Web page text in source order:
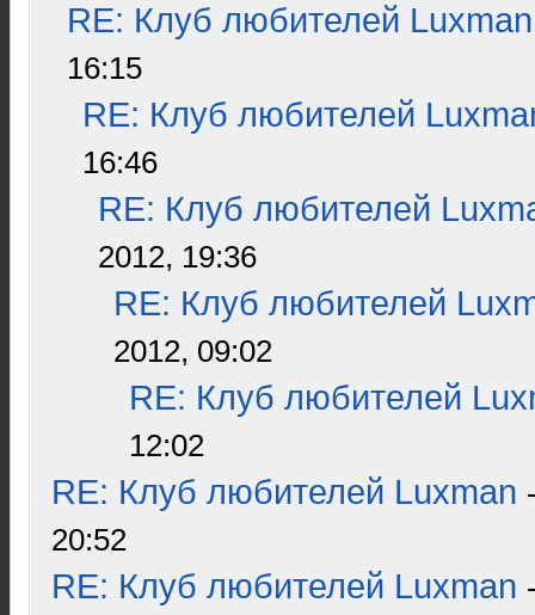
RE: Клуб любителей Luxman
16:15
RE: Клуб любителей
16:46
RE: Клуб любителей
2012, 19:36
RE: Клуб любителей
2012, 09:02
RE: Клуб любителей
12:02
RE: Клуб любителей Luxman
20:52
RE: Клуб любителей Luxman